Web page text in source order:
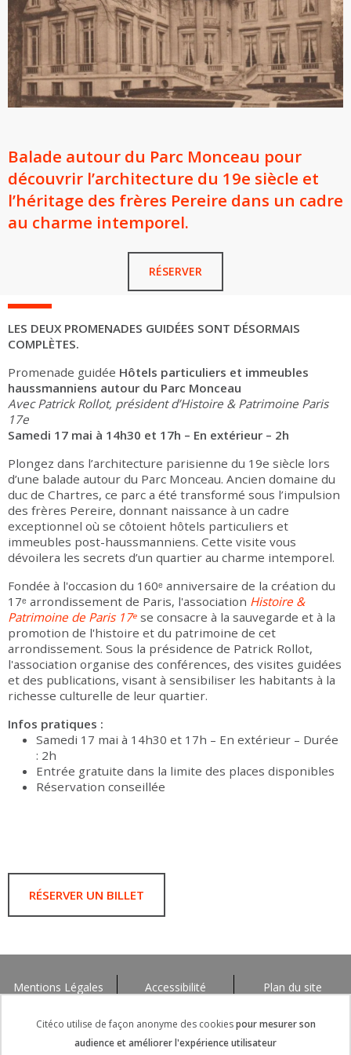
Balade autour du Parc Monceau pour
découvrir l’architecture du 19e siècle et
l’héritage des frères Pereire dans un cadre
au charme intemporel.
RÉSERVER
LES DEUX PROMENADES GUIDÉES SONT DÉSORMAIS
COMPLÈTES.
Promenade guidée Hôtels particuliers et immeubles
haussmanniens autour du Parc Monceau
Avec Patrick Rollot, président d’Histoire & Patrimoine Paris
17e
Samedi 17 mai à 14h30 et 17h – En extérieur – 2h
Plongez dans l’architecture parisienne du 19e siècle lors
d’une balade autour du Parc Monceau. Ancien domaine du
duc de Chartres, ce parc a été transformé sous l’impulsion
des frères Pereire, donnant naissance à un cadre
exceptionnel où se côtoient hôtels particuliers et
immeubles post-haussmanniens. Cette visite vous
dévoilera les secrets d’un quartier au charme intemporel.
Fondée à l'occasion du 160ᵉ anniversaire de la création du
17ᵉ arrondissement de Paris, l'association Histoire &
Patrimoine de Paris 17ᵉ se consacre à la sauvegarde et à la
promotion de l'histoire et du patrimoine de cet
arrondissement. Sous la présidence de Patrick Rollot,
l'association organise des conférences, des visites guidées
et des publications, visant à sensibiliser les habitants à la
richesse culturelle de leur quartier.
Infos pratiques :
Samedi 17 mai à 14h30 et 17h – En extérieur – Durée
: 2h
Entrée gratuite dans la limite des places disponibles
Réservation conseillée
RÉSERVER UN BILLET
Mentions Légales Accessibilité Plan du site
Citéco utilise de façon anonyme des cookiespour mesurer son
audience et améliorer l'expérience utilisateur